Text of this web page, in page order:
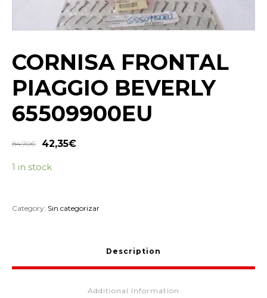
CORNISA FRONTAL
PIAGGIO BEVERLY
65509900EU
84,70€ 42,35€
1 in stock
Category: Sin categorizar
Description
Additional Information